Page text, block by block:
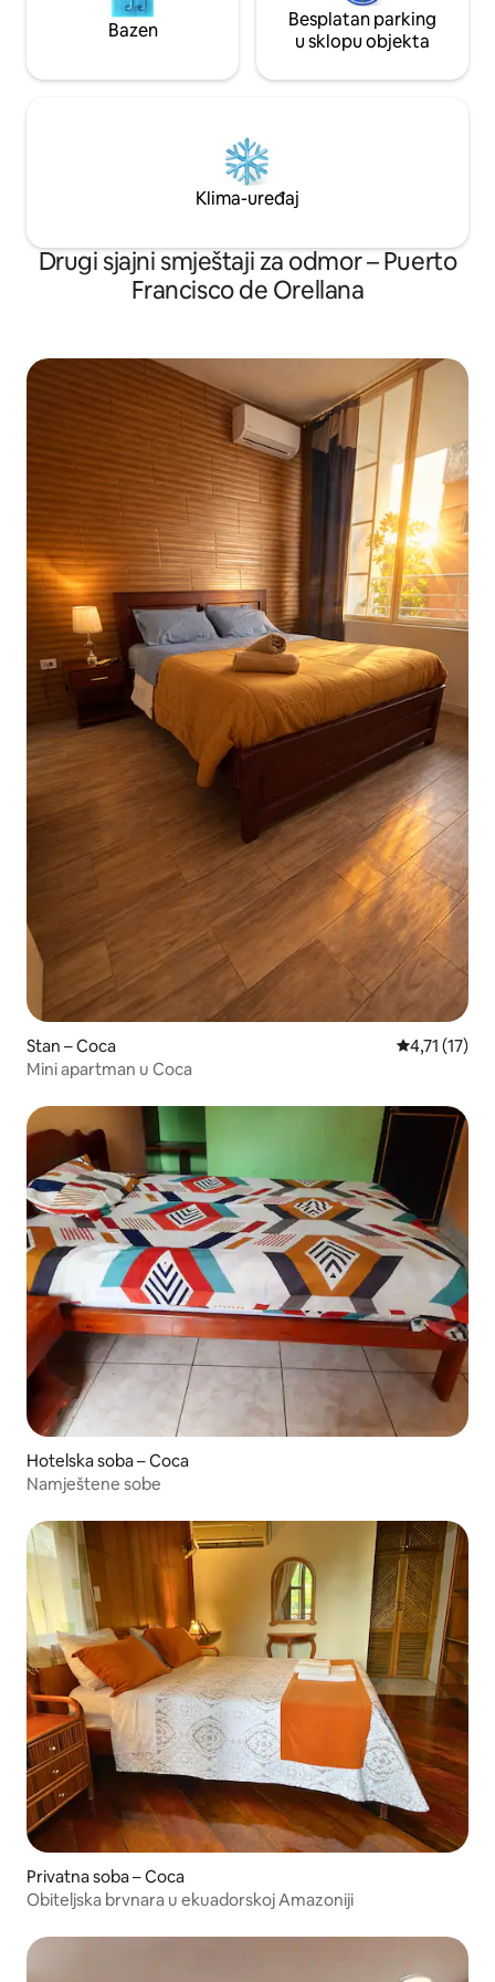
Bazen
Besplatan parking
u sklopu objekta
Klima-uređaj
Drugi sjajni smještaji za odmor – Puerto
Francisco de Orellana
Stan – Coca Prosječna
4,71 (17)
Mini apartman u Coca
Hotelska soba – Coca
Namještene sobe
Privatna soba – Coca
Obiteljska brvnara u ekuadorskoj Amazoniji